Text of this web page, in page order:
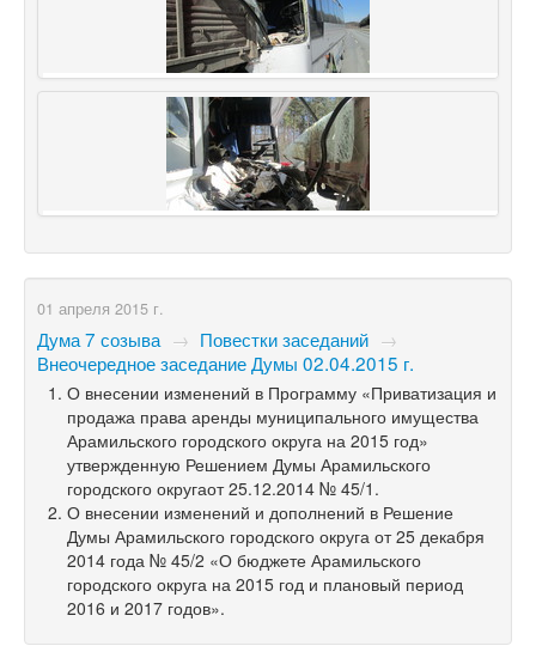
01 апреля 2015 г.
Дума 7 созыва → Повестки заседаний →
Внеочередное заседание Думы 02.04.2015 г.
О внесении изменений в Программу «Приватизация и
продажа права аренды муниципального имущества
Арамильского городского округа на 2015 год»
утвержденную Решением Думы Арамильского
городского округаот 25.12.2014 № 45/1.
О внесении изменений и дополнений в Решение
Думы Арамильского городского округа от 25 декабря
2014 года № 45/2 «О бюджете Арамильского
городского округа на 2015 год и плановый период
2016 и 2017 годов».